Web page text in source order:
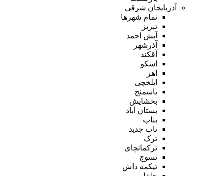
آذربایجان شرقی
تمام شهر‌ها
تبریز
آبش احمد
آذرشهر
آقکند
اسکو
اهر
ایلخچی
باسمنج
بخشایش
بستان آباد
بناب
ناب جدید
ترک
ترکمانچای
تسوج
تیکمه داش